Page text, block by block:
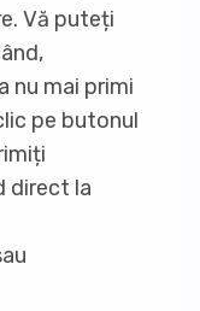
Vă puteți
nu mai primi
pe butonul
direct la